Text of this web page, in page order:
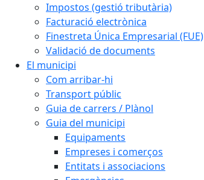
Impostos (gestió tributària)
Facturació electrònica
Finestreta Única Empresarial (FUE)
Validació de documents
El municipi
Com arribar-hi
Transport públic
Guia de carrers / Plànol
Guia del municipi
Equipaments
Empreses i comerços
Entitats i associacions